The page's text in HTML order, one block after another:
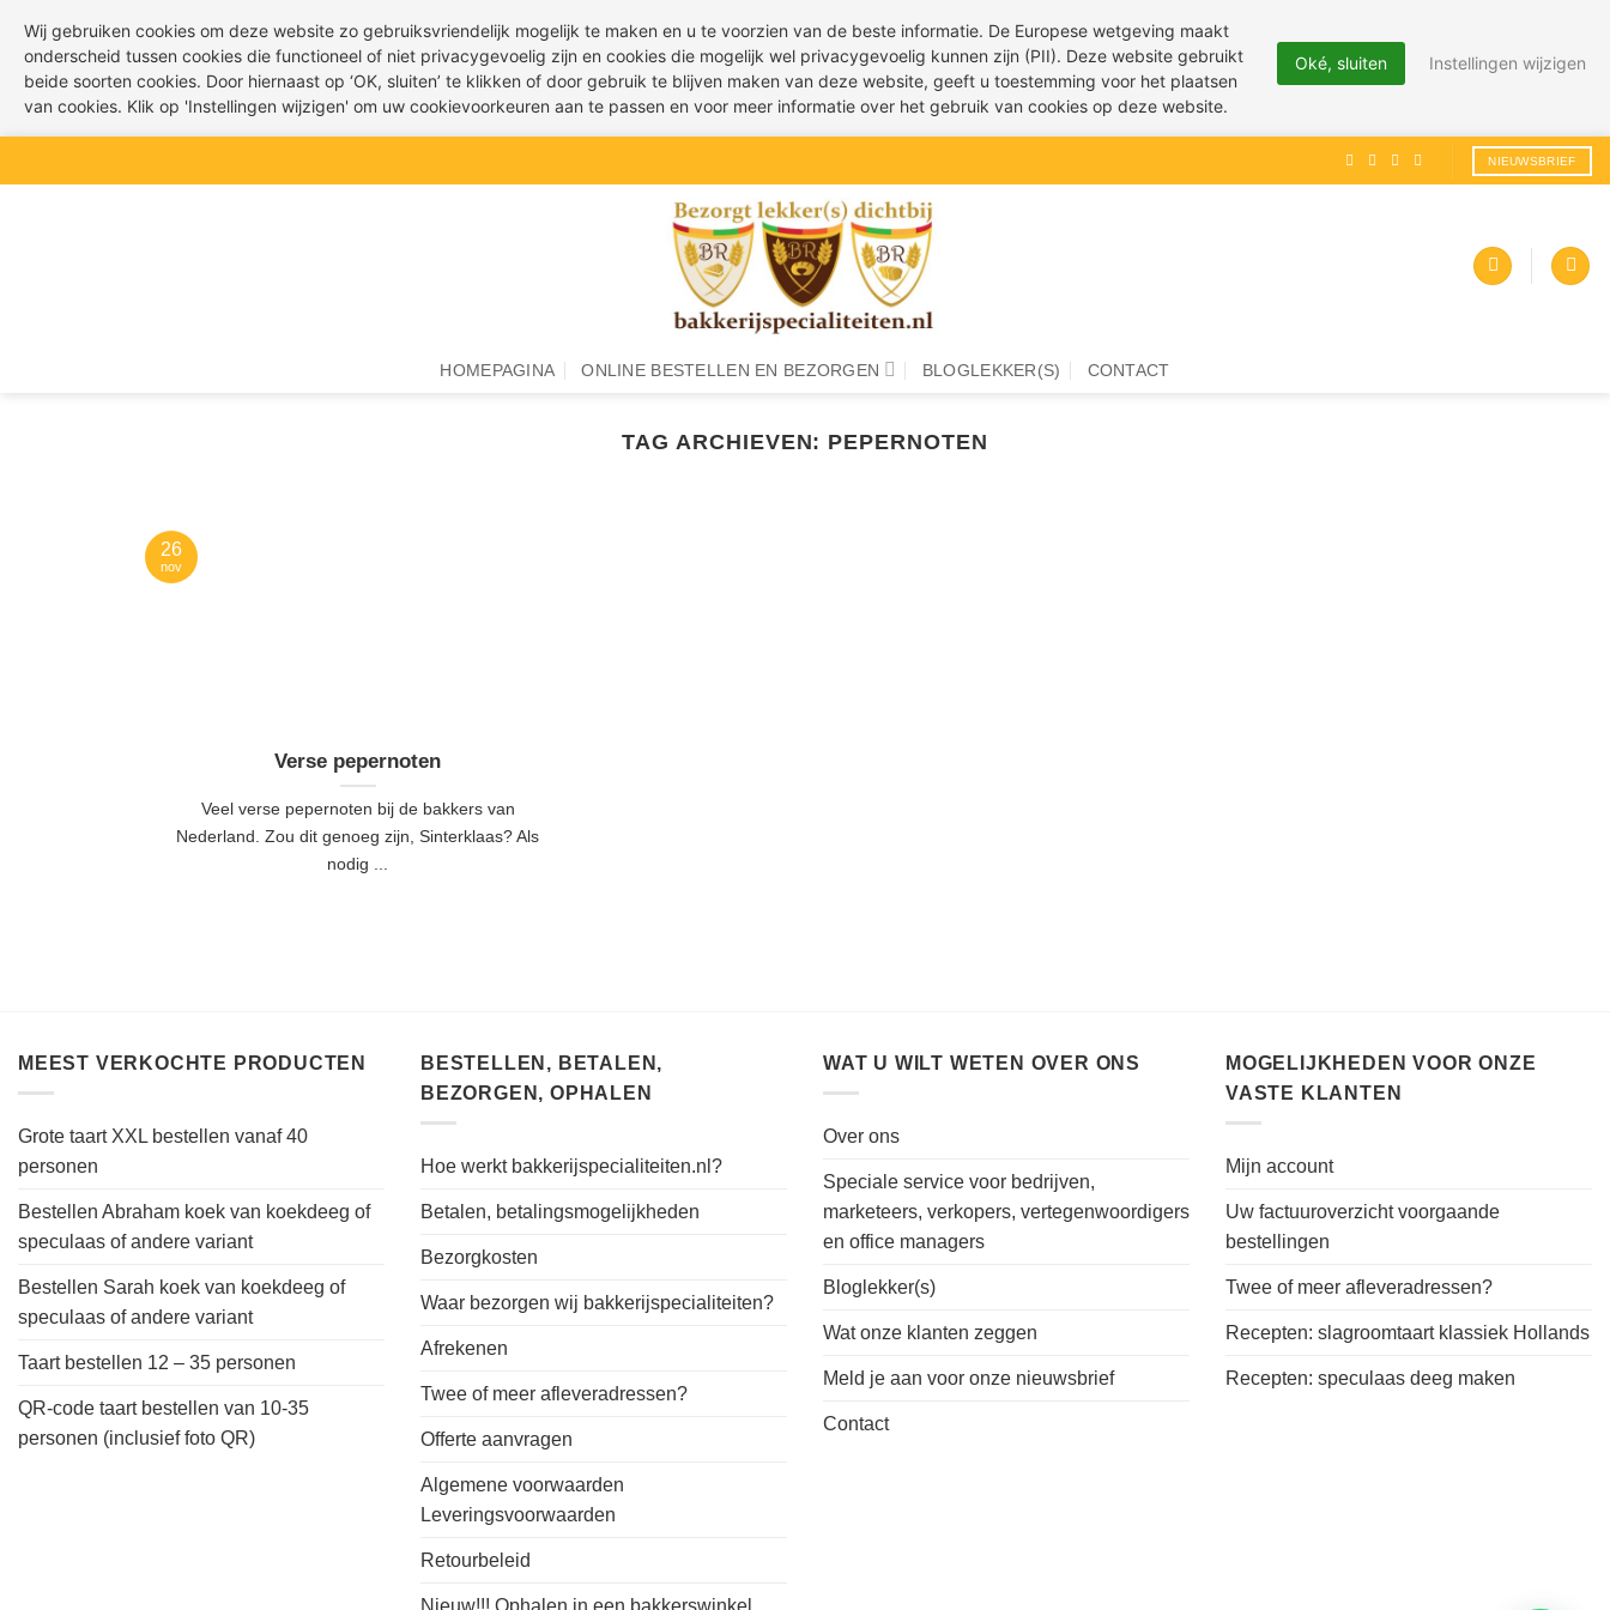
naar
NIEUWSBRIEF
HOMEPAGINA ONLINE BESTELLEN EN BEZORGEN BLOGLEKKER(S) CONTACT
TAG ARCHIEVEN: PEPERNOTEN
Verse pepernoten
Veel verse pepernoten bij de bakkers van
Nederland. Zou dit genoeg zijn, Sinterklaas? Als
nodig ...
26
nov
MEEST VERKOCHTE PRODUCTEN
Grote taart XXL bestellen vanaf 40
personen
Bestellen Abraham koek van koekdeeg of
speculaas of andere variant
Bestellen Sarah koek van koekdeeg of
speculaas of andere variant
Taart bestellen 12 – 35 personen
QR-code taart bestellen van 10-35
personen (inclusief foto QR)
BESTELLEN, BETALEN,
BEZORGEN, OPHALEN
Hoe werkt bakkerijspecialiteiten.nl?
Betalen, betalingsmogelijkheden
Bezorgkosten
Waar bezorgen wij bakkerijspecialiteiten?
Afrekenen
Twee of meer afleveradressen?
Offerte aanvragen
Algemene voorwaarden
Leveringsvoorwaarden
Retourbeleid
Nieuw!!! Ophalen in een bakkerswinkel
WAT U WILT WETEN OVER ONS
Over ons
Speciale service voor bedrijven,
marketeers, verkopers, vertegenwoordigers
en office managers
Bloglekker(s)
Wat onze klanten zeggen
Meld je aan voor onze nieuwsbrief
Contact
MOGELIJKHEDEN VOOR ONZE
VASTE KLANTEN
Mijn account
Uw factuuroverzicht voorgaande
bestellingen
Twee of meer afleveradressen?
Recepten: slagroomtaart klassiek Hollands
Recepten: speculaas deeg maken
Wij gebruiken cookies om deze website zo gebruiksvriendelijk mogelijk te maken en u te voorzien van de beste informatie. De Europese wetgeving maakt
onderscheid tussen cookies die functioneel of niet privacygevoelig zijn en cookies die mogelijk wel privacygevoelig kunnen zijn (PII). Deze website gebruikt
beide soorten cookies. Door hiernaast op ‘OK, sluiten’ te klikken of door gebruik te blijven maken van deze website, geeft u toestemming voor het plaatsen
van cookies. Klik op 'Instellingen wijzigen' om uw cookievoorkeuren aan te passen en voor meer informatie over het gebruik van cookies op deze website.
Oké, sluiten Instellingen wijzigen